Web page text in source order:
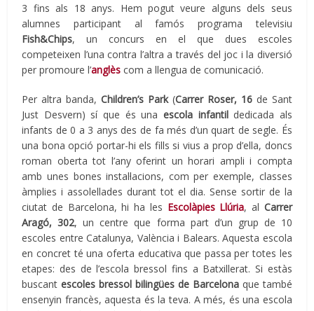
3 fins als 18 anys. Hem pogut veure alguns dels seus
alumnes participant al famós programa televisiu
Fish&Chips, un concurs en el que dues escoles
competeixen l’una contra l’altra a través del joc i la diversió
per promoure l’anglès com a llengua de comunicació.
Per altra banda,Children’s Park(Carrer Roser, 16de Sant
Just Desvern) sí que és una escola infantildedicada als
infants de 0 a 3 anys des de fa més d’un quart de segle. És
una bona opció portar-hi els fills si vius a prop d’ella, doncs
roman oberta tot l’any oferint un horari ampli i compta
amb unes bones instal·lacions, com per exemple, classes
àmplies i assolellades durant tot el dia. Sense sortir de la
ciutat de Barcelona, hi ha les Escolàpies Llúria, al Carrer
Aragó, 302, un centre que forma part d’un grup de 10
escoles entre Catalunya, València i Balears. Aquesta escola
en concret té una oferta educativa que passa per totes les
etapes: des de l’escola bressol fins a Batxillerat. Si estàs
buscantescoles bressol bilingües de Barcelona que també
ensenyin francès, aquesta és la teva. A més, és una escola